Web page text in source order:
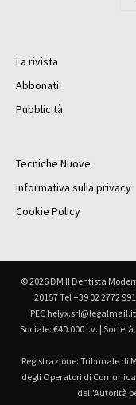
La rivista
Abbonati
Pubblicità
Tecniche Nuove
Informativa sulla privacy
Cookie Policy
© 2026 DM Il Dentista
20157 Tel +39 02 2772
PEC helyx.srl@legalmail.it
Sociale: €40.000 i.v. |
Registrazione: Tribunale di
degli Operatori di
dell'Autorità